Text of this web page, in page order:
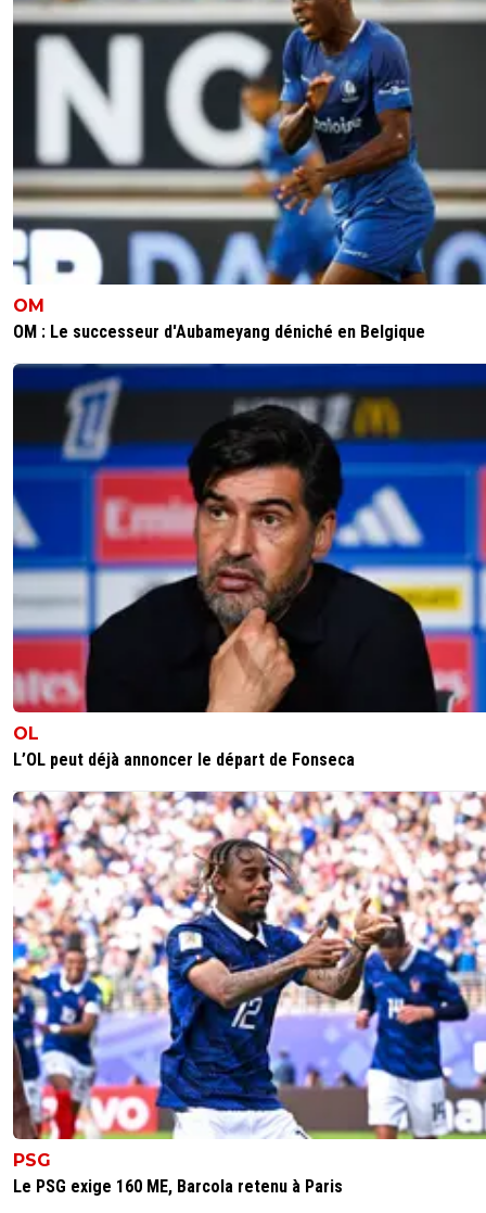
OM
OM : Le successeur d'Aubameyang déniché en Belgique
OL
L’OL peut déjà annoncer le départ de Fonseca
PSG
Le PSG exige 160 ME, Barcola retenu à Paris